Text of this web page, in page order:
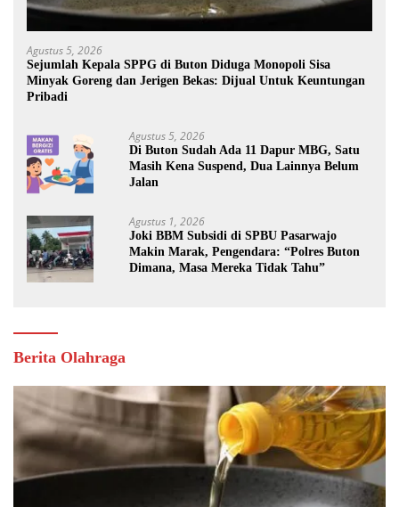
Agustus 5, 2026
Sejumlah Kepala SPPG di Buton Diduga Monopoli Sisa
Minyak Goreng dan Jerigen Bekas: Dijual Untuk Keuntungan
Pribadi
Agustus 5, 2026
Di Buton Sudah Ada 11 Dapur MBG, Satu
Masih Kena Suspend, Dua Lainnya Belum
Jalan
Agustus 1, 2026
Joki BBM Subsidi di SPBU Pasarwajo
Makin Marak, Pengendara: “Polres Buton
Dimana, Masa Mereka Tidak Tahu”
Berita Olahraga